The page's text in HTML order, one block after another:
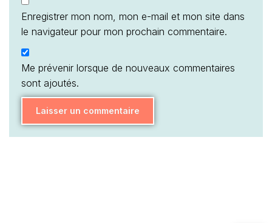
Enregistrer mon nom, mon e-mail et mon site dans
le navigateur pour mon prochain commentaire.
Me prévenir lorsque de nouveaux commentaires
sont ajoutés.